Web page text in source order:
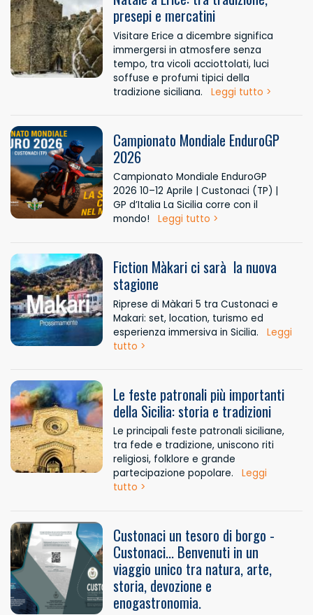
presepi e mercatini
Visitare Erice a dicembre significa
immergersi in atmosfere senza
tempo, tra vicoli acciottolati, luci
soffuse e profumi tipici della
tradizione siciliana.
Leggi tutto >
Campionato Mondiale EnduroGP
2026
Campionato Mondiale EnduroGP
2026 10–12 Aprile | Custonaci (TP) |
GP d’Italia La Sicilia corre con il
mondo!
Leggi tutto >
Fiction Màkari ci sarà la nuova
stagione
Riprese di Màkari 5 tra Custonaci e
Makari: set, location, turismo ed
esperienza immersiva in Sicilia.
Leggi
tutto >
Le feste patronali più importanti
della Sicilia: storia e tradizioni
Le principali feste patronali siciliane,
tra fede e tradizione, uniscono riti
religiosi, folklore e grande
partecipazione popolare.
Leggi
tutto >
Custonaci un tesoro di borgo -
Custonaci... Benvenuti in un
viaggio unico tra natura, arte,
storia, devozione e
enogastronomia.